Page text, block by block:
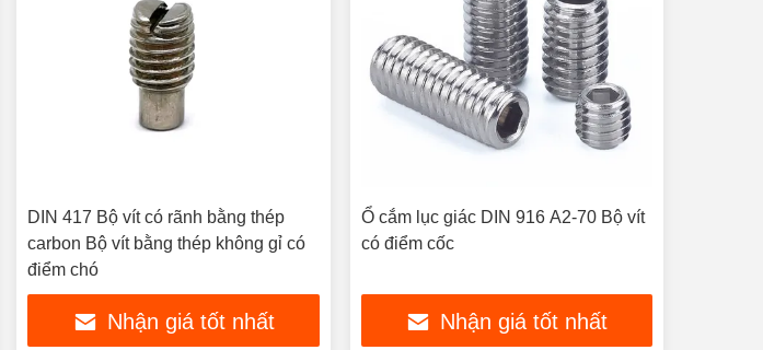
DIN 417 Bộ vít có rãnh bằng thép
carbon Bộ vít bằng thép không gỉ có
điểm chó
Nhận giá tốt nhất
Ổ cắm lục giác DIN 916 A2-70 Bộ vít
có điểm cốc
Nhận giá tốt nhất